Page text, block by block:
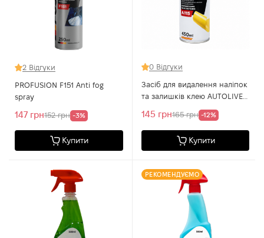
2 Відгуки
PROFUSION F151 Anti fog
spray
147 грн152 грн -3%
Купити
0 Відгуки
Засіб для видалення наліпок
та залишків клею AUTOLIVE
A115 Sticker Remover, 450 мл
145 грн165 грн -12%
Купити
РЕКОМЕНДУЄМО